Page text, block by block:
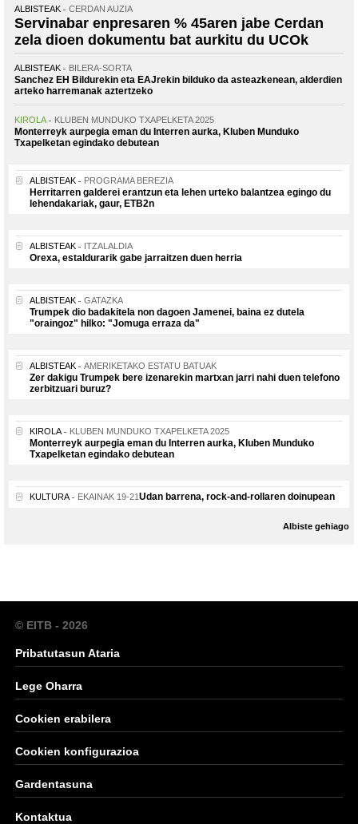
ALBISTEAK CERDAN AUZIA
Servinabar enpresaren % 45aren jabe Cerdan
zela dioen dokumentu bat aurkitu du UCOk
ALBISTEAK BILERA-SORTA
Sanchez EH Bildurekin eta EAJrekin bilduko da asteazkenean, alderdien
arteko harremanak aztertzeko
KIROLA KLUBEN MUNDUKO TXAPELKETA 2025
Monterreyk aurpegia eman du Interren aurka, Kluben Munduko
Txapelketan egindako debutean
ALBISTEAK PROGRAMA BEREZIA
Herritarren galderei erantzun eta lehen urteko balantzea egingo du
lehendakariak, gaur, ETB2n
ALBISTEAK ITZALALDIA
Orexa, estaldurarik gabe jarraitzen duen herria
ALBISTEAK GATAZKA
Trumpek dio badakitela non dagoen Jamenei, baina ez dutela
"oraingoz" hilko: "Jomuga erraza da"
ALBISTEAK AMERIKETAKO ESTATU BATUAK
Zer dakigu Trumpek bere izenarekin martxan jarri nahi duen telefono
zerbitzuari buruz?
KIROLA KLUBEN MUNDUKO TXAPELKETA 2025
Monterreyk aurpegia eman du Interren aurka, Kluben Munduko
Txapelketan egindako debutean
KULTURA EKAINAK 19-21Udan barrena, rock-and-rollaren doinupean
Albiste gehiago
© EITB - 2026
Pribatutasun Ataria
Lege Oharra
Cookien erabilera
Cookien konfigurazioa
Gardentasuna
Kontaktua